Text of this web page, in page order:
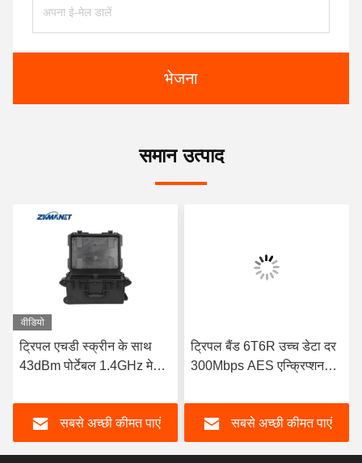
भेजना
समान उत्पाद
वीडियो
ट्रिपल एचडी स्क्रीन के साथ
43dBm पोर्टेबल 1.4GHz मेष
सबसे अच्छी कीमत पाएं
ट्रिपल बैंड 6T6R उच्च डेटा दर
300Mbps AES एन्क्रिप्शन
सबसे अच्छी कीमत पाएं